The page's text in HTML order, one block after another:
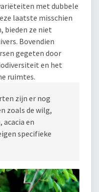
met dubbele
laatste misschien
bieden ze niet
Bovendien
gegeten door
en het
ruimtes.
zijn er nog
zoals de wilg,
acacia en
specifieke